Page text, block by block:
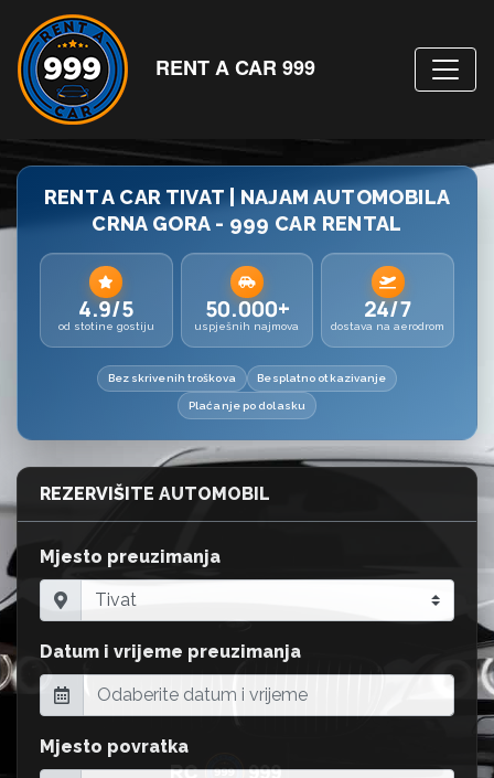
RENT A CAR 999
RENT A CAR TIVAT | NAJAM AUTOMOBILA
CRNA GORA - 999 CAR RENTAL
4.9/5
od stotine gostiju
50.000+
uspješnih najmova
24/7
dostava na aerodrom
Bez skrivenih troškova Besplatno otkazivanje
Plaćanje po dolasku
REZERVIŠITE AUTOMOBIL
Mjesto preuzimanja
Datum i vrijeme preuzimanja
Mjesto povratka